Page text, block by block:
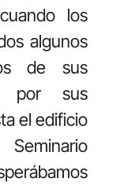
los
algunos
de sus
por sus
el edificio